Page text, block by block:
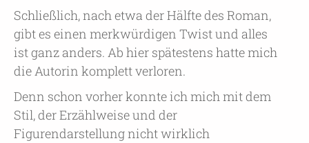
Schließlich, nach etwa der Hälfte des Roman,
gibt es einen merkwürdigen Twist und alles
ist ganz anders. Ab hier spätestens hatte mich
die Autorin komplett verloren.
Denn schon vorher konnte ich mich mit dem
Stil, der Erzählweise und der
Figurendarstellung nicht wirklich